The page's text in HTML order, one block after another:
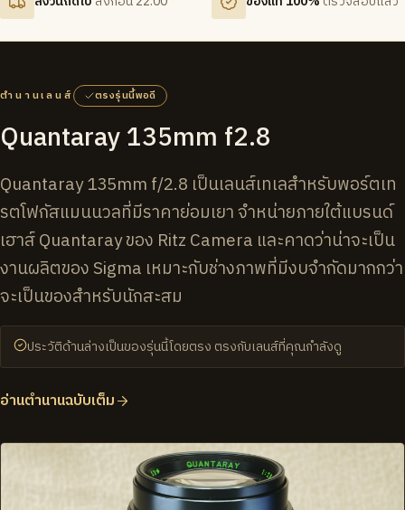
ตำนานเลนส์ ตรงรุ่นนี้พอดี
Quantaray 135mm f2.8
Quantaray 135mm f/2.8 เป็นเลนส์เทเลสำหรับพอร์ตเท
รตโฟกัสแมนนวลที่มีราคาย่อมเยา จำหน่ายภายใต้แบรนด์
เฮาส์ Quantaray ของ Ritz Camera และคาดว่าน่าจะเป็น
งานผลิตของ Sigma เหมาะกับช่างภาพที่มีงบจำกัดมากกว่า
จะเป็นของสำหรับนักสะสม
ประวัติด้านล่างเป็นของรุ่นนี้โดยตรง ตรงกับเลนส์ที่คุณกำลังดู
อ่านตำนานฉบับเต็ม